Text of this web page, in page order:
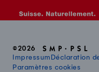
©2026
Impressum Déclaration
Paramètres cookies